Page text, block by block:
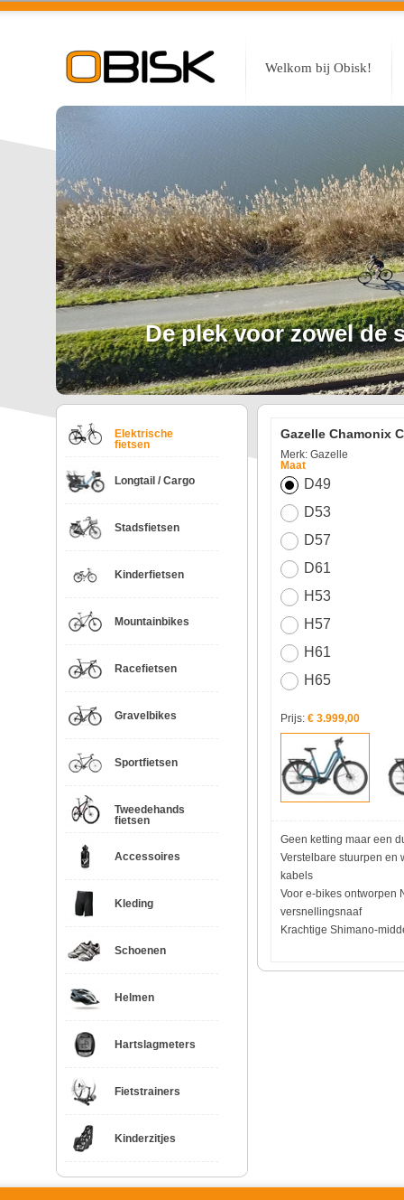
Welkom bij Obisk!
De plek voor zowel de
Elektrische
fietsen
Longtail / Cargo
Stadsfietsen
Kinderfietsen
Mountainbikes
Racefietsen
Gravelbikes
Sportfietsen
Tweedehands
fietsen
Accessoires
Kleding
Schoenen
Helmen
Hartslagmeters
Fietstrainers
Kinderzitjes
Gazelle Chamonix
Merk: Gazelle
Maat
D49
D53
D57
D61
H53
H57
H61
H65
Prijs: € 3.999,00
Geen ketting maar een
Verstelbare stuurpen en
kabels
Voor e-bikes ontworpen
versnellingsnaaf
Krachtige Shimano-